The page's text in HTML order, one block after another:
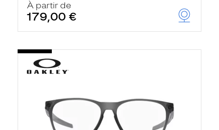
À partir de
179,00 €